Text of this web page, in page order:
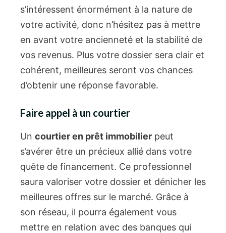
s’intéressent énormément à la nature de
votre activité, donc n’hésitez pas à mettre
en avant votre ancienneté et la stabilité de
vos revenus. Plus votre dossier sera clair et
cohérent, meilleures seront vos chances
d’obtenir une réponse favorable.
Faire appel à un courtier
Un courtier en prêt immobilier peut
s’avérer être un précieux allié dans votre
quête de financement. Ce professionnel
saura valoriser votre dossier et dénicher les
meilleures offres sur le marché. Grâce à
son réseau, il pourra également vous
mettre en relation avec des banques qui